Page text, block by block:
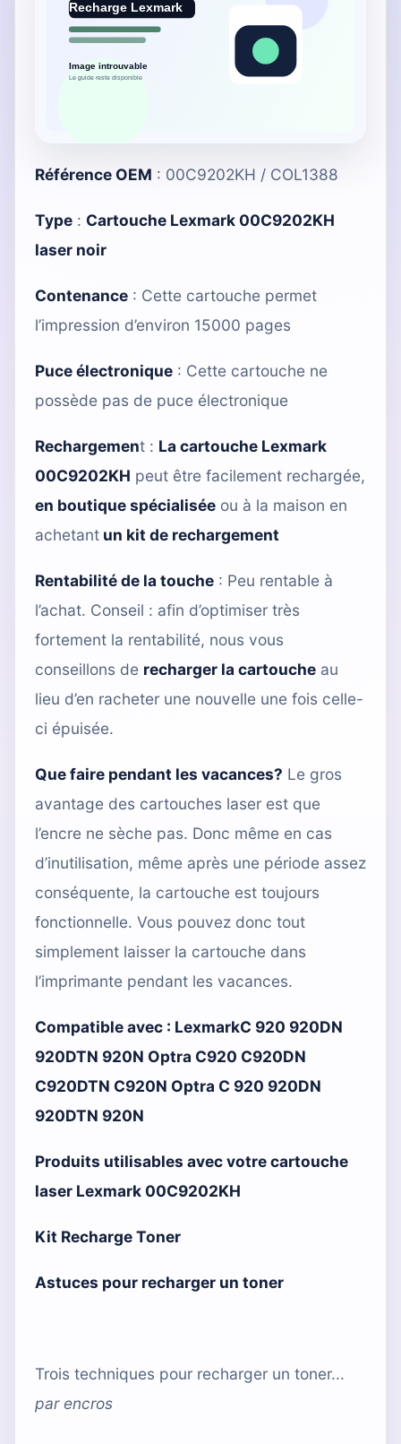
Référence OEM : 00C9202KH / COL1388
Type : Cartouche Lexmark 00C9202KH
laser noir
Contenance : Cette cartouche permet
l’impression d’environ 15000 pages
Puce électronique : Cette cartouche ne
possède pas de puce électronique
Rechargement : La cartouche Lexmark
00C9202KH peut être facilement rechargée,
en boutique spécialisée ou à la maison en
achetant un kit de rechargement
Rentabilité de la touche : Peu rentable à
l’achat. Conseil : afin d’optimiser très
fortement la rentabilité, nous vous
conseillons de recharger la cartouche au
lieu d’en racheter une nouvelle une fois celle-
ci épuisée.
Que faire pendant les vacances? Le gros
avantage des cartouches laser est que
l’encre ne sèche pas. Donc même en cas
d’inutilisation, même après une période assez
conséquente, la cartouche est toujours
fonctionnelle. Vous pouvez donc tout
simplement laisser la cartouche dans
l’imprimante pendant les vacances.
Compatible avec : LexmarkC 920 920DN
920DTN 920N Optra C920 C920DN
C920DTN C920N Optra C 920 920DN
920DTN 920N
Produits utilisables avec votre cartouche
laser Lexmark 00C9202KH
Kit Recharge Toner
Astuces pour recharger un toner
Trois techniques pour recharger un toner...
parencros